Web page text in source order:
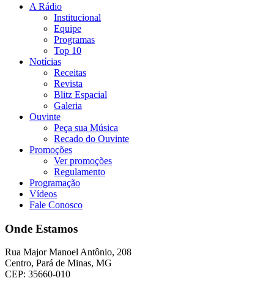
A Rádio
Institucional
Equipe
Programas
Top 10
Notícias
Receitas
Revista
Blitz Espacial
Galeria
Ouvinte
Peça sua Música
Recado do Ouvinte
Promoções
Ver promoções
Regulamento
Programação
Vídeos
Fale Conosco
Onde Estamos
Rua Major Manoel Antônio, 208
Centro, Pará de Minas, MG
CEP: 35660-010